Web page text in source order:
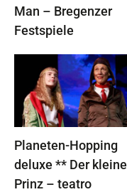
Man – Bregenzer
Festspiele
Planeten-Hopping
deluxe ** Der kleine
Prinz – teatro